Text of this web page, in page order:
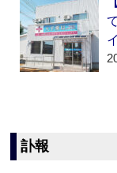
訃報